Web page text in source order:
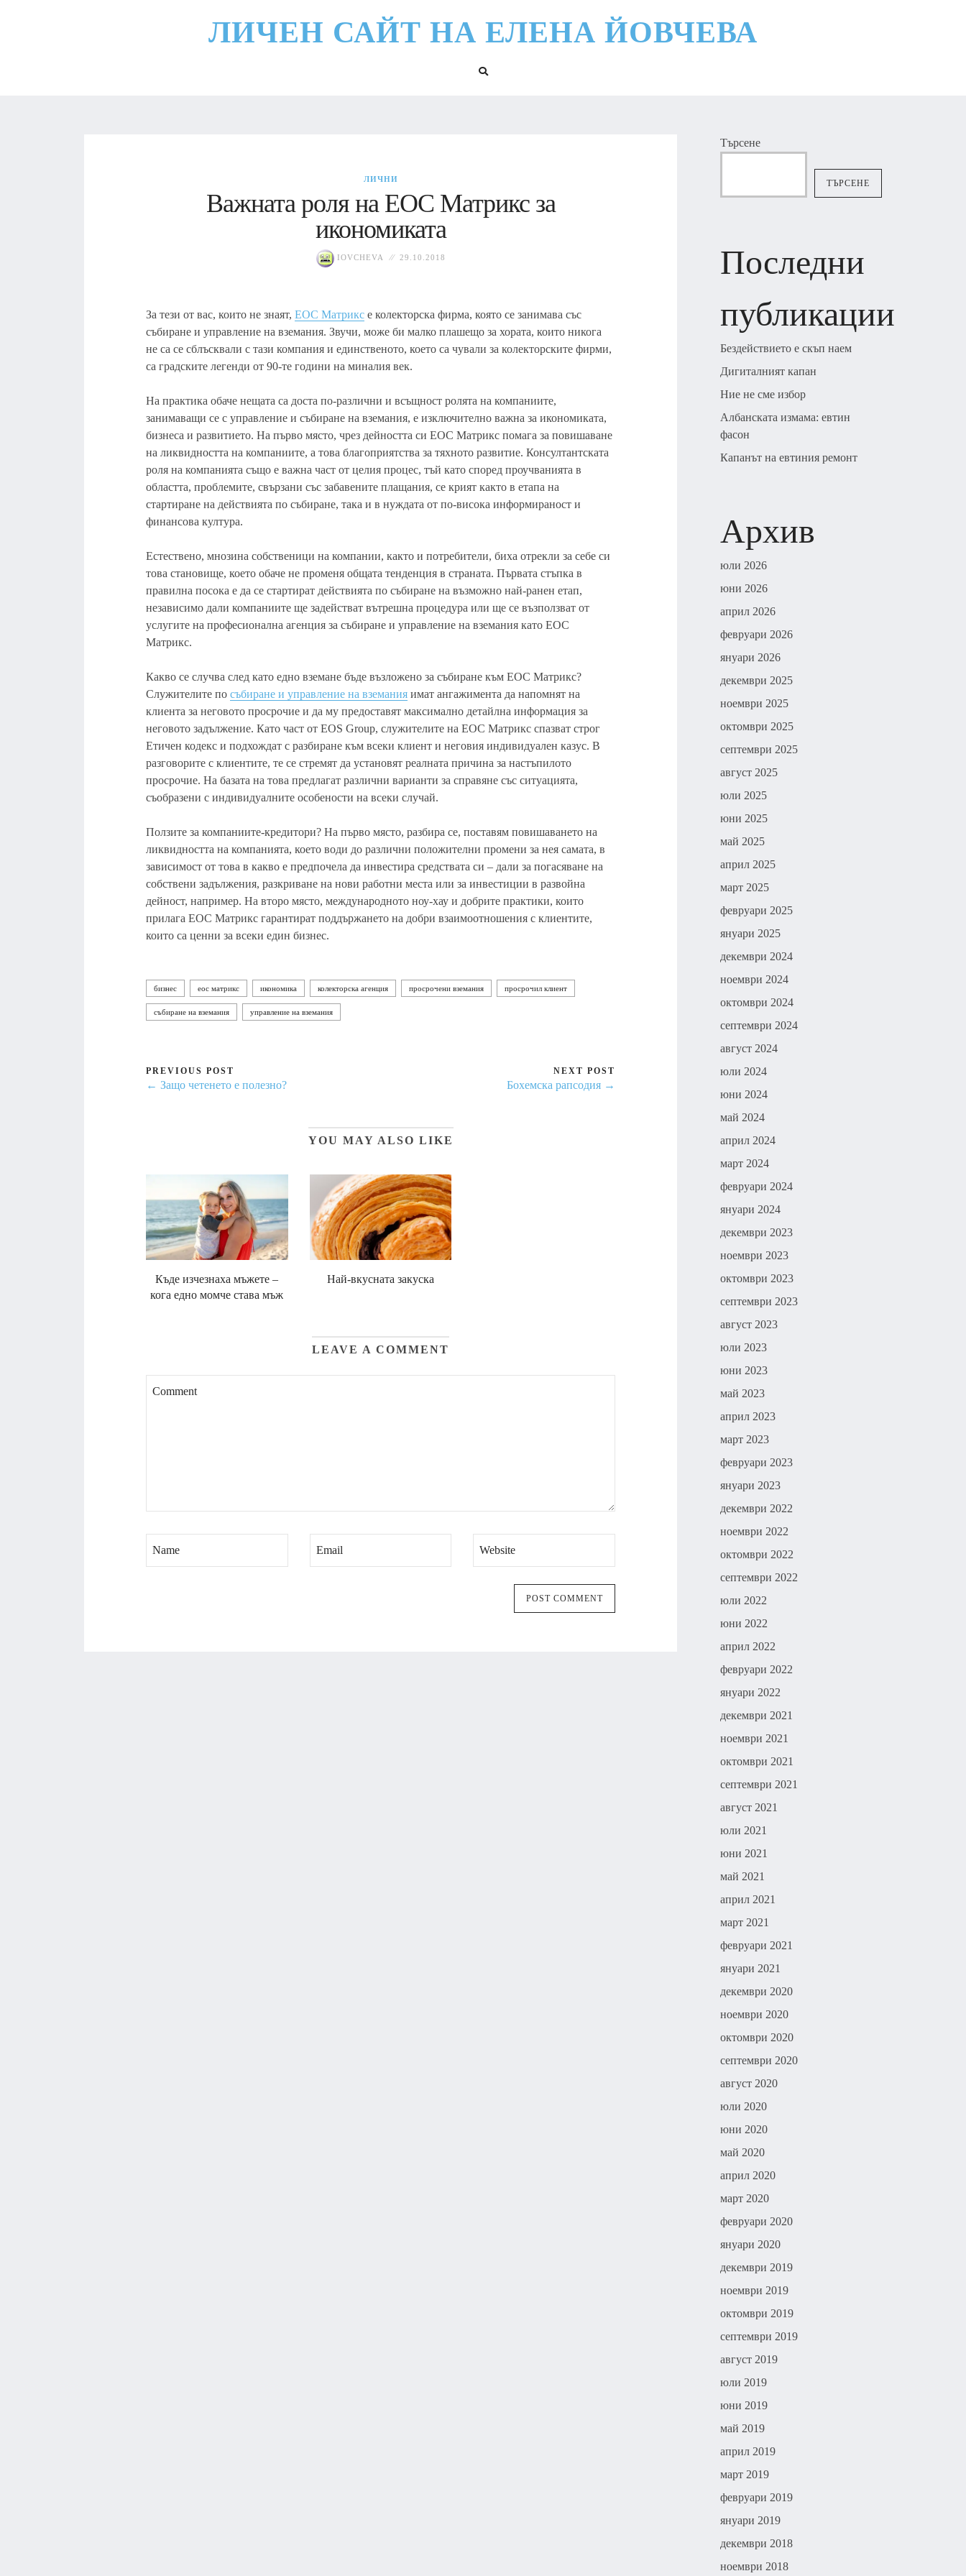
ЛИЧЕН САЙТ НА ЕЛЕНА ЙОВЧЕВА
ЛИЧНИ
Важната роля на ЕОС Матрикс за
икономиката
IOVCHEVA 29.10.2018
За тези от вас, които не знаят, ЕОС Матрикс е колекторска фирма, която се занимава със
събиране и управление на вземания. Звучи, може би малко плашещо за хората, които никога
не са се сблъсквали с тази компания и единственото, което са чували за колекторските фирми,
са градските легенди от 90-те години на миналия век.
На практика обаче нещата са доста по-различни и всъщност ролята на компаниите,
занимаващи се с управление и събиране на вземания, е изключително важна за икономиката,
бизнеса и развитието. На първо място, чрез дейността си ЕОС Матрикс помага за повишаване
на ликвидността на компаниите, а това благоприятства за тяхното развитие. Консултантската
роля на компанията също е важна част от целия процес, тъй като според проучванията в
областта, проблемите, свързани със забавените плащания, се крият както в етапа на
стартиране на действията по събиране, така и в нуждата от по-висока информираност и
финансова култура.
Естествено, мнозина собственици на компании, както и потребители, биха отрекли за себе си
това становище, което обаче не променя общата тенденция в страната. Първата стъпка в
правилна посока е да се стартират действията по събиране на възможно най-ранен етап,
независимо дали компаниите ще задействат вътрешна процедура или ще се възползват от
услугите на професионална агенция за събиране и управление на вземания като ЕОС
Матрикс.
Какво се случва след като едно вземане бъде възложено за събиране към ЕОС Матрикс?
Служителите по събиране и управление на вземания имат ангажимента да напомнят на
клиента за неговото просрочие и да му предоставят максимално детайлна информация за
неговото задължение. Като част от EOS Group, служителите на ЕОС Матрикс спазват строг
Етичен кодекс и подхождат с разбиране към всеки клиент и неговия индивидуален казус. В
разговорите с клиентите, те се стремят да установят реалната причина за настъпилото
просрочие. На базата на това предлагат различни варианти за справяне със ситуацията,
съобразени с индивидуалните особености на всеки случай.
Ползите за компаниите-кредитори? На първо място, разбира се, поставям повишаването на
ликвидността на компанията, което води до различни положителни промени за нея самата, в
зависимост от това в какво е предпочела да инвестира средствата си – дали за погасяване на
собствени задължения, разкриване на нови работни места или за инвестиции в развойна
дейност, например. На второ място, международното ноу-хау и добрите практики, които
прилага ЕОС Матрикс гарантират поддържането на добри взаимоотношения с клиентите,
които са ценни за всеки един бизнес.
бизнес еос матрикс икономика колекторска агенция просрочени вземания просрочил клиент
събиране на вземания управление на вземания
PREVIOUS POST
← Защо четенето е полезно?
NEXT POST
Бохемска рапсодия →
YOU MAY ALSO LIKE
Къде изчезнаха мъжете –
кога едно момче става мъж
Най-вкусната закуска
LEAVE A COMMENT
Търсене
ТЪРСЕНЕ
Последни
публикации
Бездействието е скъп наем
Дигиталният капан
Ние не сме избор
Албанската измама: евтин
фасон
Капанът на евтиния ремонт
Архив
юли 2026
юни 2026
април 2026
февруари 2026
януари 2026
декември 2025
ноември 2025
октомври 2025
септември 2025
август 2025
юли 2025
юни 2025
май 2025
април 2025
март 2025
февруари 2025
януари 2025
декември 2024
ноември 2024
октомври 2024
септември 2024
август 2024
юли 2024
юни 2024
май 2024
април 2024
март 2024
февруари 2024
януари 2024
декември 2023
ноември 2023
октомври 2023
септември 2023
август 2023
юли 2023
юни 2023
май 2023
април 2023
март 2023
февруари 2023
януари 2023
декември 2022
ноември 2022
октомври 2022
септември 2022
юли 2022
юни 2022
април 2022
февруари 2022
януари 2022
декември 2021
ноември 2021
октомври 2021
септември 2021
август 2021
юли 2021
юни 2021
май 2021
април 2021
март 2021
февруари 2021
януари 2021
декември 2020
ноември 2020
октомври 2020
септември 2020
август 2020
юли 2020
юни 2020
май 2020
април 2020
март 2020
февруари 2020
януари 2020
декември 2019
ноември 2019
октомври 2019
септември 2019
август 2019
юли 2019
юни 2019
май 2019
април 2019
март 2019
февруари 2019
януари 2019
декември 2018
ноември 2018